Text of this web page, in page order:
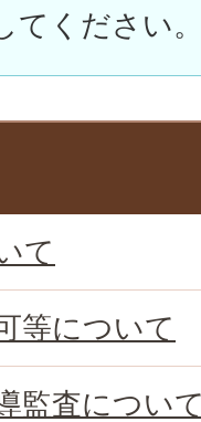
て
等について
監査につい